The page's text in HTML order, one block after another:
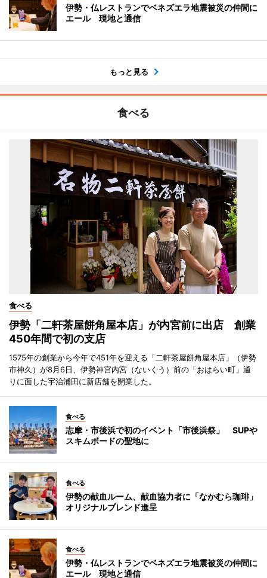
伊勢・仏レストランでベネズエラ地震被災の仲間に
エール 現地と通信
もっと見る
食べる
食べる
伊勢「二軒茶屋餅角屋本店」が内宮前に出店 創業
450年間で初の支店
1575年の創業から今年で451年を迎える「二軒茶屋餅角屋本店」（伊勢
市神久）が8月6日、伊勢神宮内宮（ないくう）前の「おはらい町」通
りに面した宇治浦田に新店舗を開業した。
食べる
志摩・市後浜で初のイベント「市後浜祭」 SUPや
スキムボードの聖地に
食べる
伊勢の献血ルーム、献血協力者に「なかむら珈琲」
オリジナルブレンド進呈
食べる
伊勢・仏レストランでベネズエラ地震被災の仲間に
エール 現地と通信